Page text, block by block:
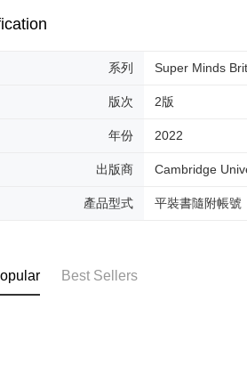
系列 Super Minds
版次 2版
年份 2022
出版商 Cambridge
產品型式 平裝書隨附帳號
Best Sellers